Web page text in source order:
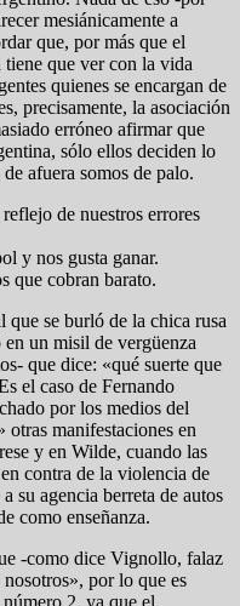
mesiánicamente a
que, por más que el
que ver con la vida
quienes se encargan de
precisamente, la asociación
erróneo afirmar que
sólo ellos deciden lo
afuera somos de palo.
de nuestros errores
y nos gusta ganar.
que cobran barato.
que se burló de la chica rusa
un misil de vergüenza
que dice: «qué suerte que
el caso de Fernando
por los medios del
otras manifestaciones en
y en Wilde, cuando las
contra de la violencia de
su agencia berreta de autos
como enseñanza.
-como dice Vignollo, falaz
por lo que es
2, ya que el